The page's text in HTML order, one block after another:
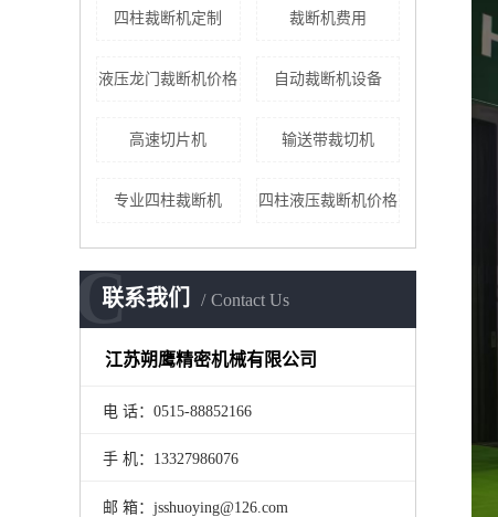
四柱裁断机定制 裁断机费用
液压龙门裁断机价格 自动裁断机设备
高速切片机 输送带裁切机
专业四柱裁断机 四柱液压裁断机价格
联系我们 Contact Us
C
江苏朔鹰精密机械有限公司
电 话：0515-88852166
手 机：13327986076
邮 箱：jsshuoying@126.com